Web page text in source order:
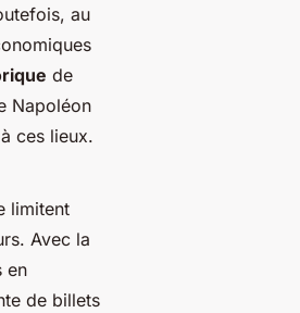
au
de
Napoléon
ces lieux.
limitent
Avec la
en
de billets